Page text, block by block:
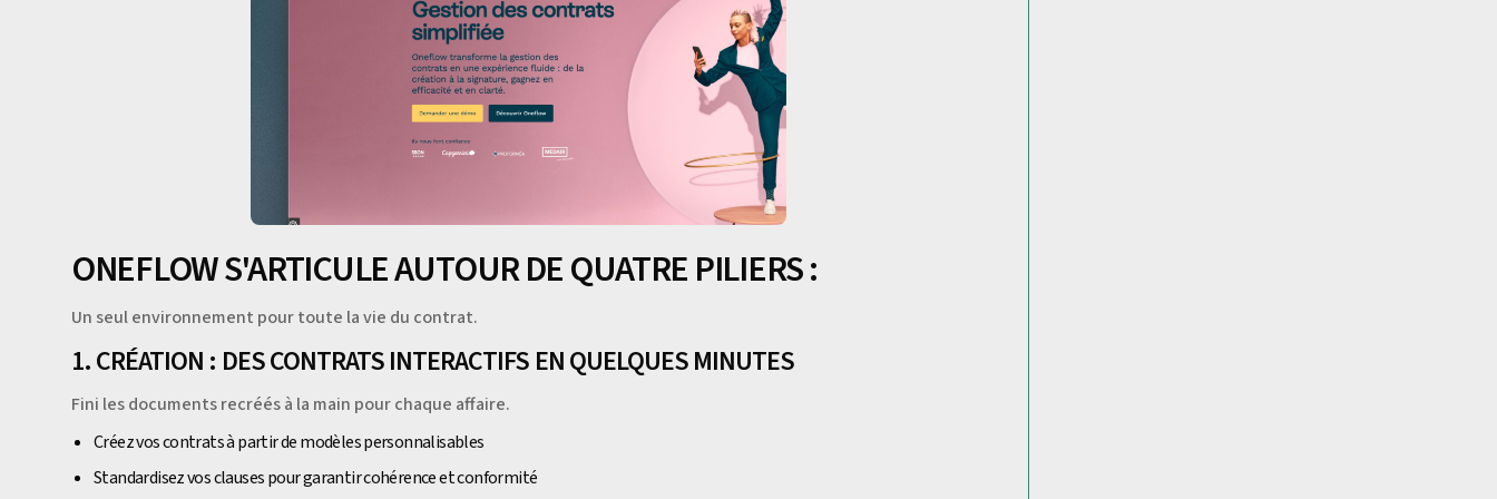
ONEFLOW S'ARTICULE AUTOUR DE QUATRE PILIERS :
Un seul environnement pour toute la vie du contrat.
1. CRÉATION : DES CONTRATS INTERACTIFS EN QUELQUES MINUTES
Fini les documents recréés à la main pour chaque affaire.
Créez vos contrats à partir de modèles personnalisables
Standardisez vos clauses pour garantir cohérence et conformité